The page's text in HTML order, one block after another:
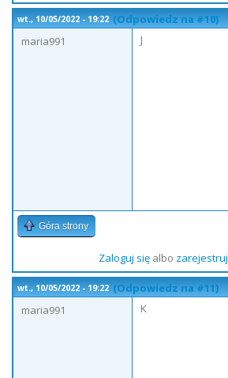
wt., 10/05/2022 - 19:22 (Odpowiedz na #10)
maria991
J
Góra strony
Zaloguj sięalbo zarejestruj
wt., 10/05/2022 - 19:22 (Odpowiedz na #11)
maria991
K